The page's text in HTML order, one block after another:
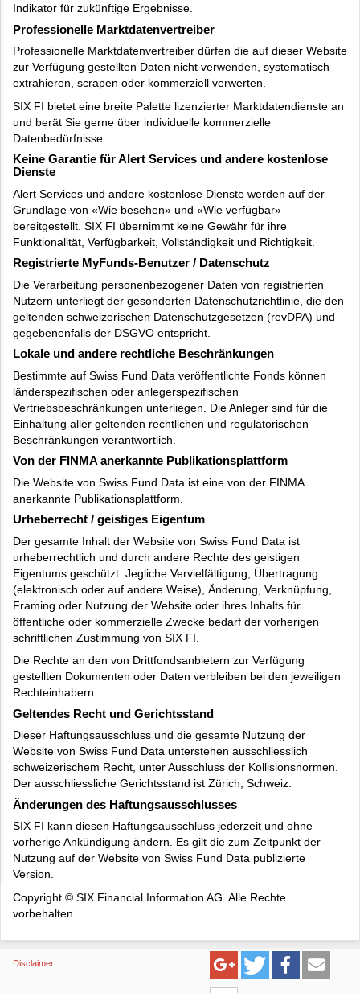
Indikator für zukünftige Ergebnisse.
Professionelle Marktdatenvertreiber
Professionelle Marktdatenvertreiber dürfen die auf dieser Website
zur Verfügung gestellten Daten nicht verwenden, systematisch
extrahieren, scrapen oder kommerziell verwerten.
SIX FI bietet eine breite Palette lizenzierter Marktdatendienste an
und berät Sie gerne über individuelle kommerzielle
Datenbedürfnisse.
Keine Garantie für Alert Services und andere kostenlose
Dienste
Alert Services und andere kostenlose Dienste werden auf der
Grundlage von «Wie besehen» und «Wie verfügbar»
bereitgestellt. SIX FI übernimmt keine Gewähr für ihre
Funktionalität, Verfügbarkeit, Vollständigkeit und Richtigkeit.
Registrierte MyFunds-Benutzer / Datenschutz
Die Verarbeitung personenbezogener Daten von registrierten
Nutzern unterliegt der gesonderten Datenschutzrichtlinie, die den
geltenden schweizerischen Datenschutzgesetzen (revDPA) und
gegebenenfalls der DSGVO entspricht.
Lokale und andere rechtliche Beschränkungen
Bestimmte auf Swiss Fund Data veröffentlichte Fonds können
länderspezifischen oder anlegerspezifischen
Vertriebsbeschränkungen unterliegen. Die Anleger sind für die
Einhaltung aller geltenden rechtlichen und regulatorischen
Beschränkungen verantwortlich.
Von der FINMA anerkannte Publikationsplattform
Die Website von Swiss Fund Data ist eine von der FINMA
anerkannte Publikationsplattform.
Urheberrecht / geistiges Eigentum
Der gesamte Inhalt der Website von Swiss Fund Data ist
urheberrechtlich und durch andere Rechte des geistigen
Eigentums geschützt. Jegliche Vervielfältigung, Übertragung
(elektronisch oder auf andere Weise), Änderung, Verknüpfung,
Framing oder Nutzung der Website oder ihres Inhalts für
öffentliche oder kommerzielle Zwecke bedarf der vorherigen
schriftlichen Zustimmung von SIX FI.
Die Rechte an den von Drittfondsanbietern zur Verfügung
gestellten Dokumenten oder Daten verbleiben bei den jeweiligen
Rechteinhabern.
Geltendes Recht und Gerichtsstand
Dieser Haftungsausschluss und die gesamte Nutzung der
Website von Swiss Fund Data unterstehen ausschliesslich
schweizerischem Recht, unter Ausschluss der Kollisionsnormen.
Der ausschliessliche Gerichtsstand ist Zürich, Schweiz.
Änderungen des Haftungsausschlusses
SIX FI kann diesen Haftungsausschluss jederzeit und ohne
vorherige Ankündigung ändern. Es gilt die zum Zeitpunkt der
Nutzung auf der Website von Swiss Fund Data publizierte
Version.
Copyright © SIX Financial Information AG. Alle Rechte
vorbehalten.
Disclaimer